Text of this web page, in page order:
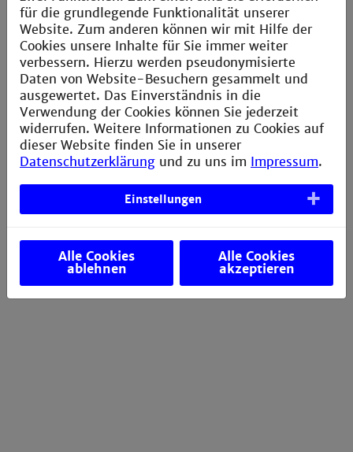
M2Aind-Food: Digitale Technologien für
kosteneffiziente und klimaneutrale
Lebensmittel-Produktion
M2 Aind-DeepLearning:KI-Lösungen für die
Gesundheitsindustrie
Viele weitere M2Aind Forschungsprojekte finden Sie
auf unserer Website unter
Öffentlich finanzierte M2Aind Projekte
für die grundlegende Funktionalität unserer
Website. Zum anderen können wir mit Hilfe der
Cookies unsere Inhalte für Sie immer weiter
verbessern. Hierzu werden pseudonymisierte
Daten von Website-Besuchern gesammelt und
ausgewertet. Das Einverständnis in die
Verwendung der Cookies können Sie jederzeit
widerrufen. Weitere Informationen zu Cookies auf
dieser Website finden Sie in unserer
Datenschutzerklärung und zu uns im Impressum.
Einstellungen
Alle Cookies
ablehnen
Alle Cookies
akzeptieren